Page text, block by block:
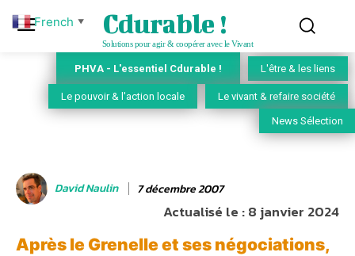
Cdurable !
Solutions pour agir & coopérer avec le Vivant
PHVA - L'essentiel Cdurable ! L'être & les liens
Le pouvoir & l'action locale Le vivant & refaire société
News Sélection
David Naulin 7 décembre 2007
Actualisé le :8 janvier 2024
Après le Grenelle et ses négociations,
French ▼